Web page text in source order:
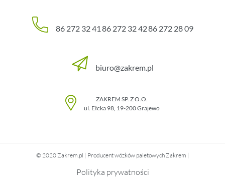
86 272 32 41 86 272 32 4286 272 28 09
biuro@zakrem.pl
ZAKREM SP. Z O.O.
ul. Ełcka 98, 19-200Grajewo
© 2020 Zakrem.pl | Producent wózków paletowych Zakrem |
Polityka prywatności